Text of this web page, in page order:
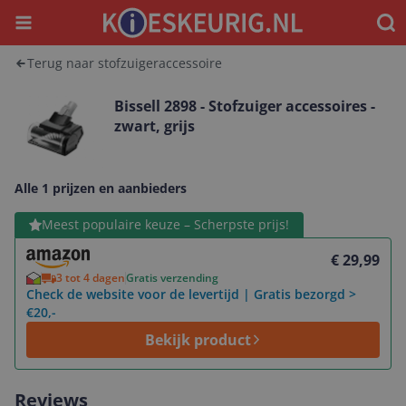
Menu
Terug naar stofzuigeraccessoire
Bissell 2898 - Stofzuiger accessoires -
zwart, grijs
Alle 1 prijzen en aanbieders
Meest populaire keuze – Scherpste prijs!
€ 29,99
3 tot 4 dagenGratis verzending
Check de website voor de levertijd | Gratis bezorgd >
€20,-
Bekijk product
Bekijk product
Reviews